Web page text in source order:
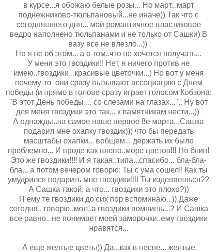
в курсе...я обожаю белые розы... Но март...март
поднежниково-тюльпановый...не иначе)) Так что с
сегодняшнего дня... мой романтичное пластиковое
ведро наполнено тюльпанами и не только от Сашки) В
вазу все не влезло...))
Но я не об этом... а о том..что не хочется получать...
У меня это гвоздики!! Нет, я ничего против не
имею..гвоздики...красивые цветочки...) Но вот у меня
почему-то они сразу вызывают ассоциацию с Днем
победы (и прямо в голове сразу играет голосом Кобзона:
"В этот День победы.... со слезами на глазах...".. Ну вот
для меня гвоздики это так... к памятникам нести...))
А однажды..на самое наше первое 8е марта...Сашка
подарил мне охапку гвоздик))) что бы передать
масштабы охапки... вобщем... держать их было
проблемно... И вроде как влево..море цветов!!! Но блин!
Это же гвоздики!!!! И я такая..типа...спасибо... бла-бла-
бла... а потом вечером говорю: Ты с ума сошел!! Как ты
умудрился подарить мне гвоздики!!!! Ты издеваешься??
А Сашка такой: а что... гвоздики это плохо?))
Я ему те гвоздики до сих пор вспоминаю...)) Даже
сегодня.. говорю..мол..а гвоздики помнишь...? И Сашка
все равно.. не понимает моей заморочки..ему гвоздики
нравятся...
А еще желтые цветы)) Да...как в песне... желтые